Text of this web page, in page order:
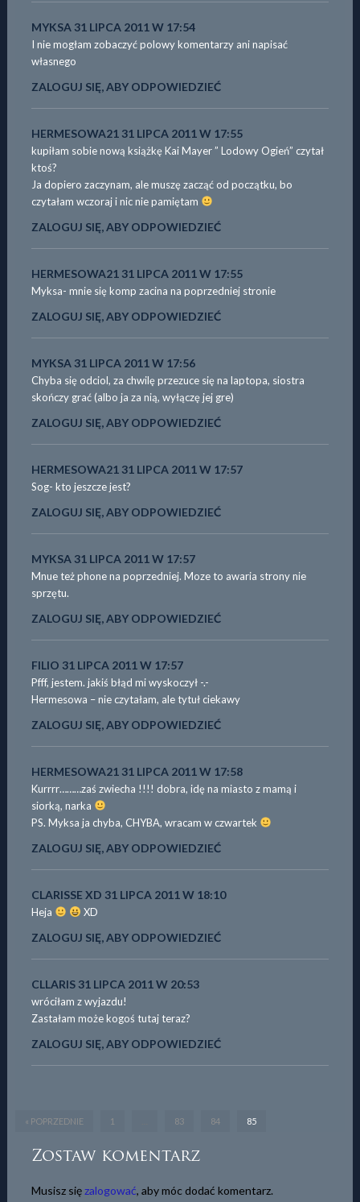
MYKSA 31 LIPCA 2011 W 17:54
I nie mogłam zobaczyć polowy komentarzy ani napisać
własnego
ZALOGUJ SIĘ, ABY ODPOWIEDZIEĆ
HERMESOWA21 31 LIPCA 2011 W 17:55
kupiłam sobie nową książkę Kai Mayer ” Lodowy Ogień” czytał
ktoś?
Ja dopiero zaczynam, ale muszę zacząć od początku, bo
czytałam wczoraj i nic nie pamiętam
ZALOGUJ SIĘ, ABY ODPOWIEDZIEĆ
HERMESOWA21 31 LIPCA 2011 W 17:55
Myksa- mnie się komp zacina na poprzedniej stronie
ZALOGUJ SIĘ, ABY ODPOWIEDZIEĆ
MYKSA 31 LIPCA 2011 W 17:56
Chyba się odciol, za chwilę przezuce się na laptopa, siostra
skończy grać (albo ja za nią, wyłączę jej gre)
ZALOGUJ SIĘ, ABY ODPOWIEDZIEĆ
HERMESOWA21 31 LIPCA 2011 W 17:57
Sog- kto jeszcze jest?
ZALOGUJ SIĘ, ABY ODPOWIEDZIEĆ
MYKSA 31 LIPCA 2011 W 17:57
Mnue też phone na poprzedniej. Moze to awaria strony nie
sprzętu.
ZALOGUJ SIĘ, ABY ODPOWIEDZIEĆ
FILIO 31 LIPCA 2011 W 17:57
Pfff, jestem. jakiś błąd mi wyskoczył -.-
Hermesowa – nie czytałam, ale tytuł ciekawy
ZALOGUJ SIĘ, ABY ODPOWIEDZIEĆ
HERMESOWA21 31 LIPCA 2011 W 17:58
Kurrrr………zaś zwiecha !!!! dobra, idę na miasto z mamą i
siorką, narka
PS. Myksa ja chyba, CHYBA, wracam w czwartek
ZALOGUJ SIĘ, ABY ODPOWIEDZIEĆ
CLARISSE XD 31 LIPCA 2011 W 18:10
Heja XD
ZALOGUJ SIĘ, ABY ODPOWIEDZIEĆ
CLLARIS 31 LIPCA 2011 W 20:53
wróciłam z wyjazdu!
Zastałam może kogoś tutaj teraz?
ZALOGUJ SIĘ, ABY ODPOWIEDZIEĆ
« POPRZEDNIE 1 83 84 85
Zostaw komentarz
Musisz sięzalogować, aby móc dodać komentarz.